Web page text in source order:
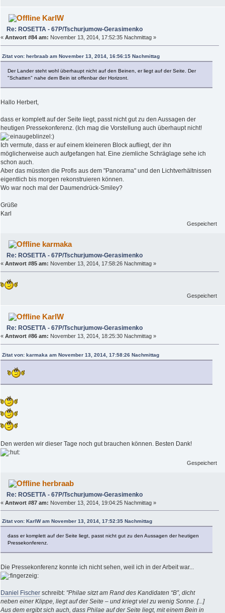
KarlW
Re: ROSETTA - 67P/Tschurjumow-Gerasimenko
« Antwort #84 am: November 13, 2014, 17:52:35 Nachmittag »
Zitat von: herbraab am November 13, 2014, 16:56:15 Nachmittag
Der Lander steht wohl überhaupt nicht auf den Beinen, er liegt auf der Seite. Der
"Schatten" nahe dem Bein ist offenbar der Horizont.
Hallo Herbert,
dass er komplett auf der Seite liegt, passt nicht gut zu den Aussagen der
heutigen Pressekonferenz. (Ich mag die Vorstellung auch überhaupt nicht!
)
Ich vermute, dass er auf einem kleineren Block aufliegt, der ihn
möglicherweise auch aufgefangen hat. Eine ziemliche Schräglage sehe ich
schon auch.
Aber das müssten die Profis aus dem "Panorama" und den Lichtverhältnissen
eigentlich bis morgen rekonstruieren können.
Wo war noch mal der Daumendrück-Smiley?
Grüße
Karl
Gespeichert
karmaka
Re: ROSETTA - 67P/Tschurjumow-Gerasimenko
« Antwort #85 am: November 13, 2014, 17:58:26 Nachmittag »
Gespeichert
KarlW
Re: ROSETTA - 67P/Tschurjumow-Gerasimenko
« Antwort #86 am: November 13, 2014, 18:25:30 Nachmittag »
Zitat von: karmaka am November 13, 2014, 17:58:26 Nachmittag
Den werden wir dieser Tage noch gut brauchen können. Besten Dank!
Gespeichert
herbraab
Re: ROSETTA - 67P/Tschurjumow-Gerasimenko
« Antwort #87 am: November 13, 2014, 19:04:25 Nachmittag »
Zitat von: KarlW am November 13, 2014, 17:52:35 Nachmittag
dass er komplett auf der Seite liegt, passt nicht gut zu den Aussagen der heutigen
Pressekonferenz.
Die Pressekonferenz konnte ich nicht sehen, weil ich in der Arbeit war...
Daniel Fischer schreibt: "Philae sitzt am Rand des Kandidaten “B”, dicht
neben einer Klippe, liegt auf der Seite – und kriegt viel zu wenig Sonne. [...]
Aus dem ergibt sich auch, dass Philae auf der Seite liegt, mit einem Bein in